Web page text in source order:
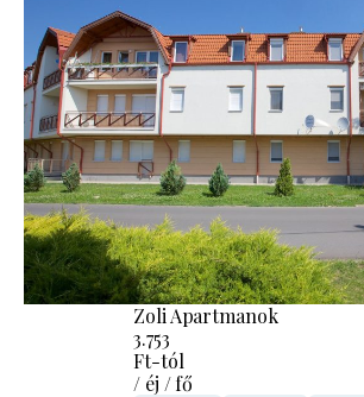
Zoli Apartmanok
3.753
Ft-tól
/ éj / fő